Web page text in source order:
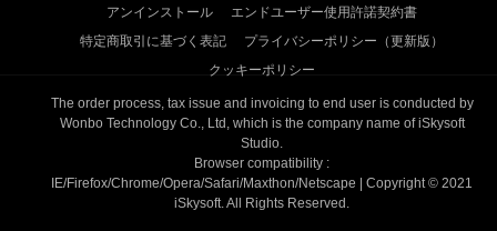
アンインストール
エンドユーザー使用許諾契約書
特定商取引に基づく表記
プライバシーポリシー（更新版）
クッキーポリシー
The order process, tax issue and invoicing to end user is conducted by
Wonbo Technology Co., Ltd, which is the company name of iSkysoft
Studio.
Browser compatibility :
IE/Firefox/Chrome/Opera/Safari/Maxthon/Netscape | Copyright © 2021
iSkysoft. All Rights Reserved.